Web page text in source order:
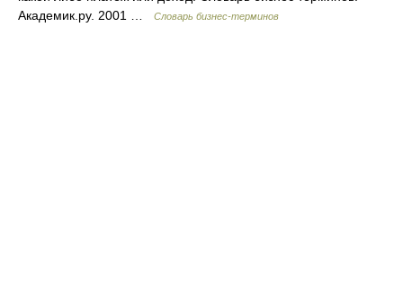
Академик.ру. 2001 …
Словарь бизнес-терминов